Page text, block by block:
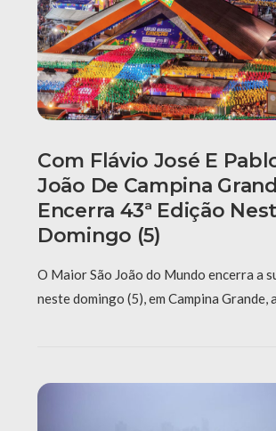
Com Flávio José E
João De Campina
Encerra 43ª Edição
Domingo (5)
O Maior São João do Mundo encerra a
neste domingo (5), em Campina Grande,